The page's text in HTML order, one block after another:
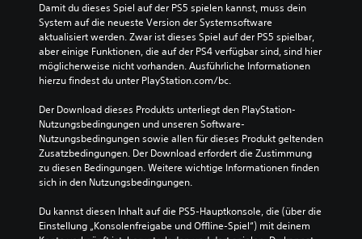
Damit du dieses Spiel auf der PS5 spielen kannst, muss dein
System auf die neueste Version der Systemsoftware
aktualisiert werden. Zwar ist dieses Spiel auf der PS5 spielbar,
aber einige Funktionen, die auf der PS4 verfügbar sind, sind hier
möglicherweise nicht vorhanden. Ausführliche Informationen
hierzu findest du unter PlayStation.com/bc.
Der Download dieses Produkts unterliegt den PlayStation-
Nutzungsbedingungen und unseren Software-
Nutzungsbedingungen sowie allen für dieses Produkt geltenden
Zusatzbedingungen. Der Download erfordert die Zustimmung
zu diesen Bedingungen. Weitere wichtige Informationen finden
sich in den Nutzungsbedingungen.
Du kannst diesen Inhalt auf die PS5-Hauptkonsole, die (über die
Einstellung „Konsolenfreigabe und Offline-Spiel“) mit deinem